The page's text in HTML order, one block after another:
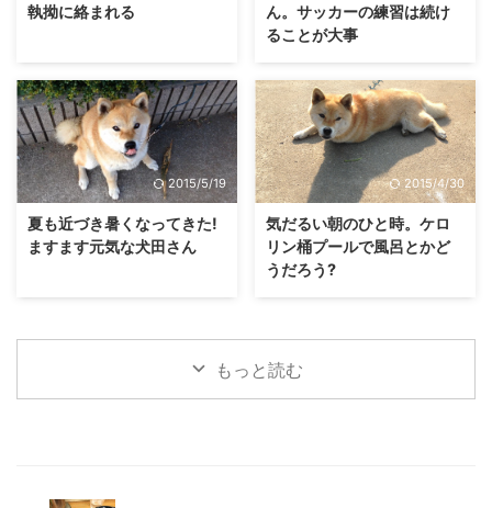
執拗に絡まれる
ん。サッカーの練習は続け
ることが大事
2015/5/19
夏も近づき暑くなってきた!
ますます元気な犬田さん
2015/4/30
気だるい朝のひと時。ケロ
リン桶プールで風呂とかど
うだろう?
もっと読む